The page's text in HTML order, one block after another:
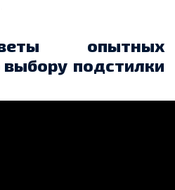
опытных
подстилки